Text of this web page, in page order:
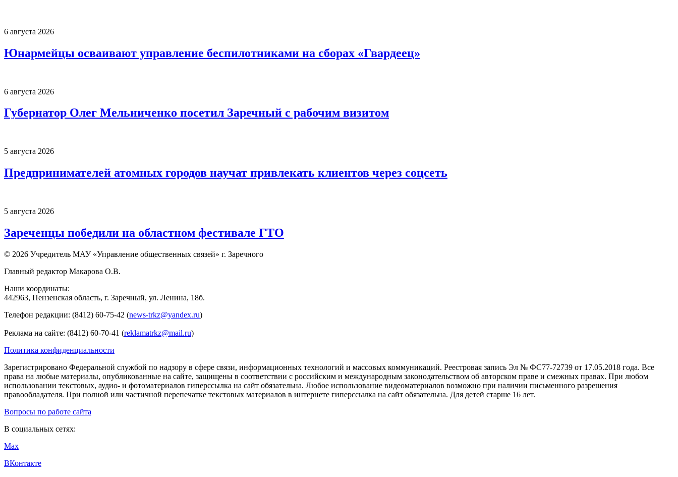
6 августа 2026
Юнармейцы осваивают управление беспилотниками на сборах «Гвардеец»
6 августа 2026
Губернатор Олег Мельниченко посетил Заречный с рабочим визитом
5 августа 2026
Предпринимателей атомных городов научат привлекать клиентов через соцсеть
5 августа 2026
Зареченцы победили на областном фестивале ГТО
© 2026 Учредитель МАУ «Управление общественных связей» г. Заречного
Главный редактор Макарова О.В.
Наши координаты:
442963, Пензенская область, г. Заречный, ул. Ленина, 18б.
Телефон редакции: (8412) 60-75-42 (news-trkz@yandex.ru)
Реклама на сайте: (8412) 60-70-41 (reklamatrkz@mail.ru)
Политика конфиденциальности
Зарегистрировано Федеральной службой по надзору в сфере связи, информационных технологий и массовых коммуникаций. Реестровая запись Эл № ФС77-72739 от 17.05.2018 года. Все
права на любые материалы, опубликованные на сайте, защищены в соответствии с российским и международным законодательством об авторском праве и смежных правах. При любом
использовании текстовых, аудио- и фотоматериалов гиперссылка на сайт обязательна. Любое использование видеоматериалов возможно при наличии письменного разрешения
правообладателя. При полной или частичной перепечатке текстовых материалов в интернете гиперссылка на сайт обязательна. Для детей старше 16 лет.
Вопросы по работе сайта
В социальных сетях:
Max
ВКонтакте